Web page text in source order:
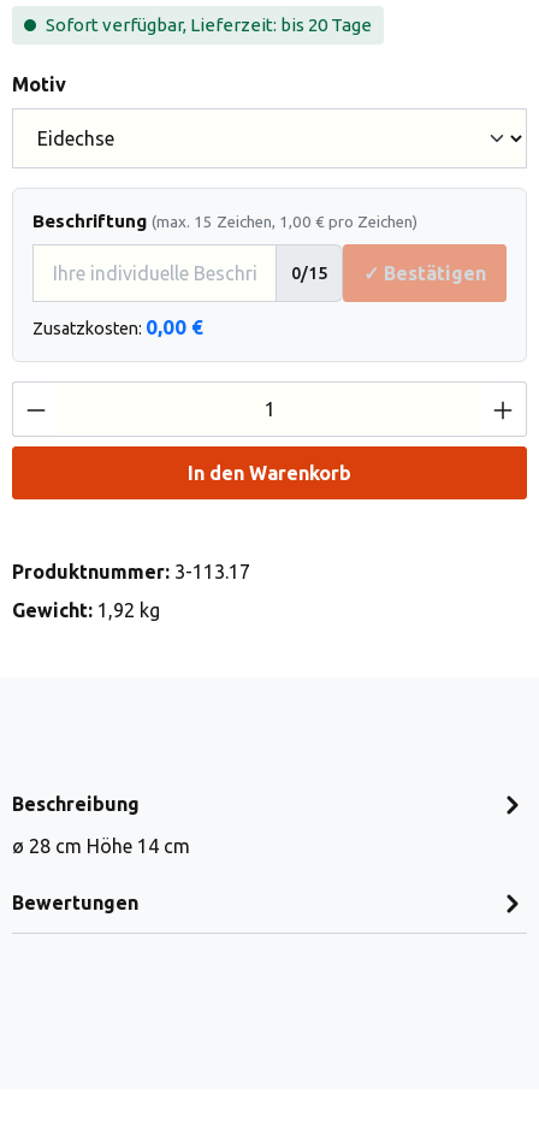
Sofort verfügbar, Lieferzeit: bis 20 Tage
Motivauswählen
Beschriftung (max. 15 Zeichen, 1,00 € pro Zeichen)
0/15 ✓ Bestätigen
Zusatzkosten: 0,00 €
Produkt Anzahl: Gib den gewünschten
In den Warenkorb
Produktnummer: 3-113.17
Gewicht: 1,92 kg
Beschreibung
ø 28 cm Höhe 14 cm
Bewertungen